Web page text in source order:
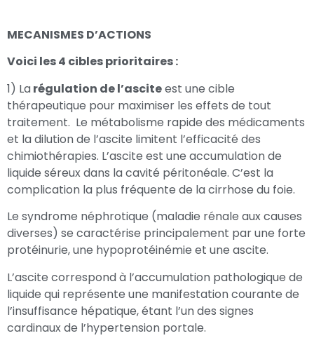
MECANISMES D’ACTIONS
Voici les 4 cibles prioritaires :
1) Larégulation de l’asciteest une cible
thérapeutique pour maximiser les effets de tout
traitement. Le métabolisme rapide des médicaments
et la dilution de l’ascite limitent l’efficacité des
chimiothérapies. L’ascite est une accumulation de
liquide séreux dans la cavité péritonéale. C’est la
complication la plus fréquente de la cirrhose du foie.
Le syndrome néphrotique (maladie rénale aux causes
diverses) se caractérise principalement par une forte
protéinurie, une hypoprotéinémie et une ascite.
L’ascite correspond à l’accumulation pathologique de
liquide qui représente une manifestation courante de
l’insuffisance hépatique, étant l’un des signes
cardinaux de l’hypertension portale.